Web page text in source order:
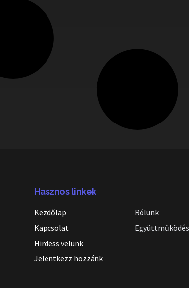
Hasznos linkek
Kezdőlap
Kapcsolat
Hirdess velünk
Jelentkezz hozzánk
Rólunk
Együttműködés